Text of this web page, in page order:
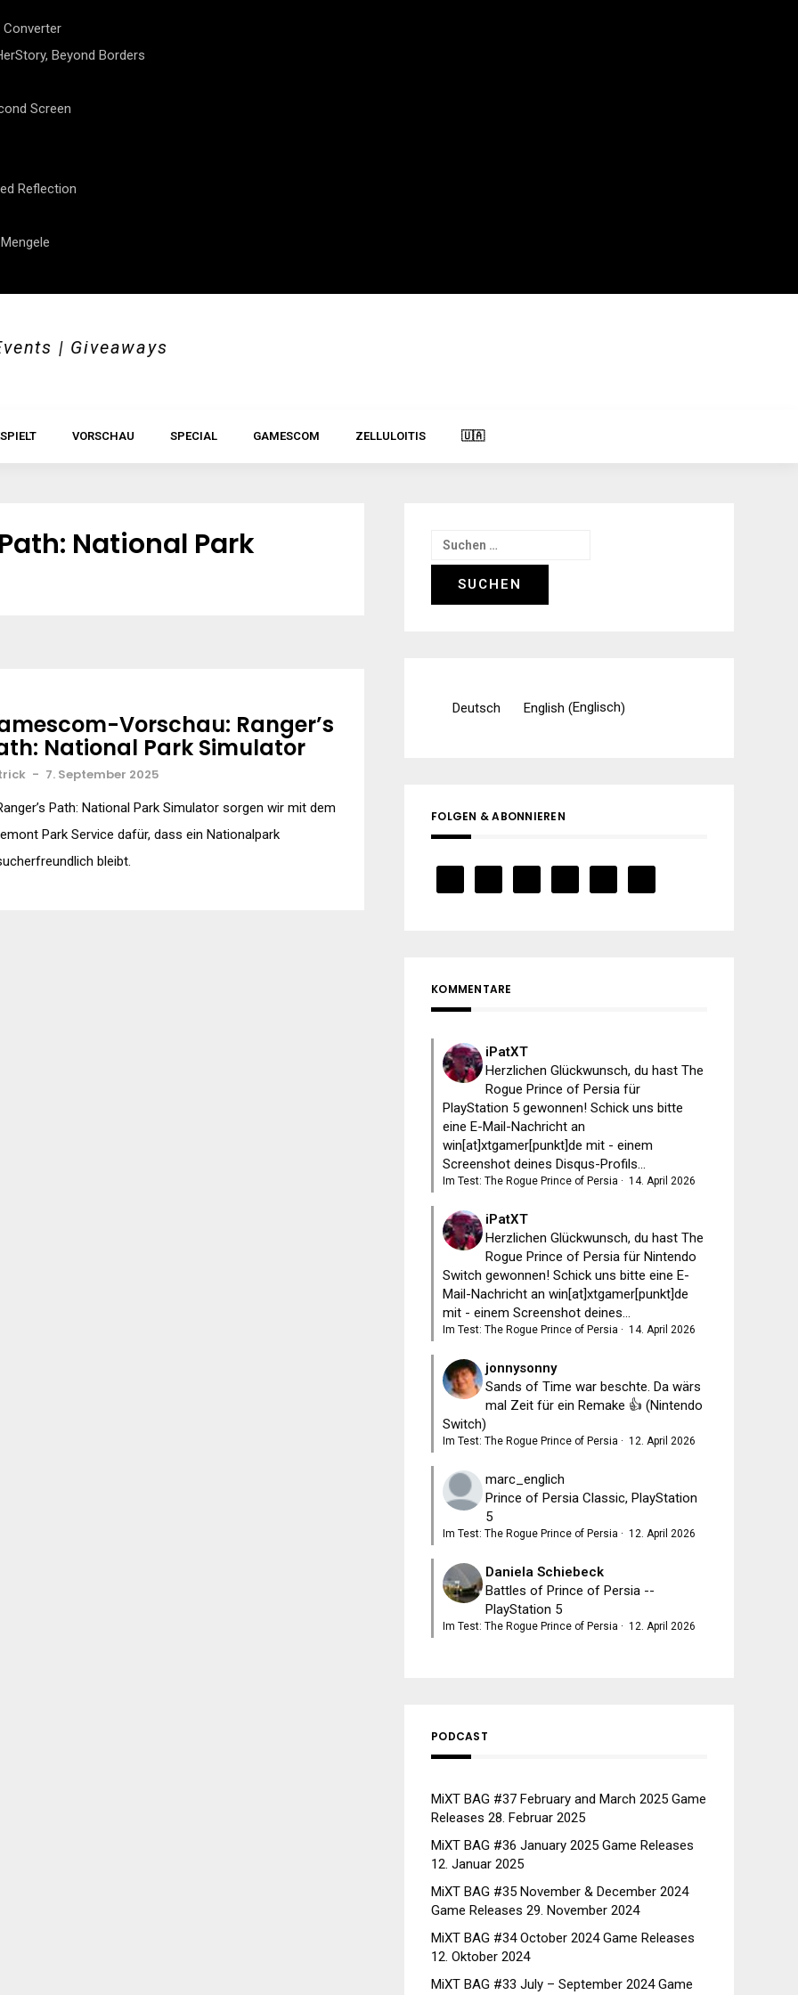
Converter
Beyond Borders
Screen
Reflection
| Giveaways
VORSCHAU SPECIAL GAMESCOM ZELLULOITIS 🇺🇦
National Park
Vorschau: Ranger’s
National Park Simulator
- 7. September 2025
Path: National Park Simulator sorgen wir mit dem
Park Service dafür, dass ein Nationalpark
bleibt.
Suchen
nach:
Deutsch English (Englisch)
FOLGEN & ABONNIEREN
KOMMENTARE
iPatXT
Herzlichen Glückwunsch, du hast The
Rogue Prince of Persia für
PlayStation 5 gewonnen! Schick uns bitte
eine E-Mail-Nachricht an
win[at]xtgamer[punkt]de mit - einem
Screenshot deines Disqus-Profils...
Im Test: The Rogue Prince of Persia · 14. April 2026
iPatXT
Herzlichen Glückwunsch, du hast The
Rogue Prince of Persia für Nintendo
Switch gewonnen! Schick uns bitte eine E-
Mail-Nachricht an win[at]xtgamer[punkt]de
mit - einem Screenshot deines...
Im Test: The Rogue Prince of Persia · 14. April 2026
jonnysonny
Sands of Time war beschte. Da wärs
mal Zeit für ein Remake 👍 (Nintendo
Switch)
Im Test: The Rogue Prince of Persia · 12. April 2026
marc_englich
Prince of Persia Classic, PlayStation
5
Im Test: The Rogue Prince of Persia · 12. April 2026
Daniela Schiebeck
Battles of Prince of Persia --
PlayStation 5
Im Test: The Rogue Prince of Persia · 12. April 2026
PODCAST
MiXT BAG #37 February and March 2025 Game
Releases 28. Februar 2025
MiXT BAG #36 January 2025 Game Releases
12. Januar 2025
MiXT BAG #35 November & December 2024
Game Releases 29. November 2024
MiXT BAG #34 October 2024 Game Releases
12. Oktober 2024
MiXT BAG #33 July – September 2024 Game